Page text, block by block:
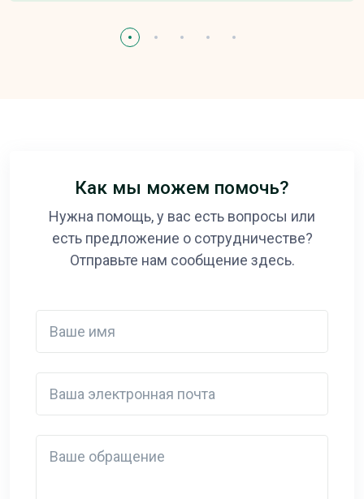
Как мы можем помочь?
Нужна помощь, у вас есть вопросы или
есть предложение о сотрудничестве?
Отправьте нам сообщение здесь.